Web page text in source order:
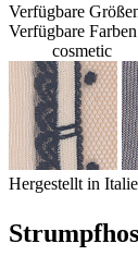
Verfügbare
Verfügbare
cosmetic
Hergestellt in